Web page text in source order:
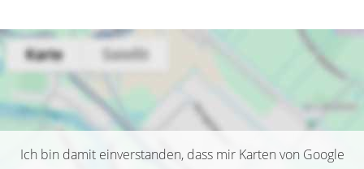
Ich bin damit einverstanden, dass mir Karten von Google